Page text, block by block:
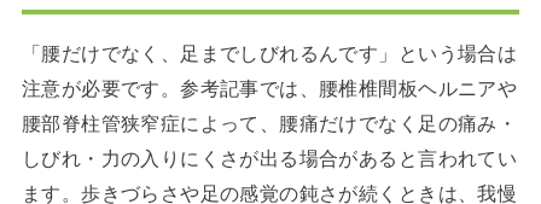
「腰だけでなく、足までしびれるんです」という場合は
注意が必要です。参考記事では、腰椎椎間板ヘルニアや
腰部脊柱管狭窄症によって、腰痛だけでなく足の痛み・
しびれ・力の入りにくさが出る場合があると言われてい
ます。歩きづらさや足の感覚の鈍さが続くときは、我慢